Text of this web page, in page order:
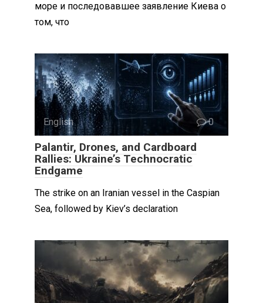
море и последовавшее заявление Киева о
том, что
English 0
Palantir, Drones, and Cardboard
Rallies: Ukraine’s Technocratic
Endgame
The strike on an Iranian vessel in the Caspian
Sea, followed by Kiev’s declaration